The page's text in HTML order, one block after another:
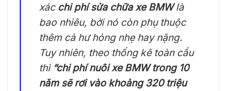
xác chi phí sửa chữa xe BMWlà
bao nhiêu, bởi nó còn phụ thuộc
thêm cả hư hỏng nhẹ hay nặng.
Tuy nhiên, theo thống kê toàn cầu
thì “chi phí nuôi xe BMW trong 10
năm sẽ rơi vào khoảng 320 triệu